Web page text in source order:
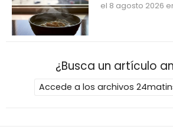
el 8 agosto 2026
¿Busca un artículo
Accede a los archivos